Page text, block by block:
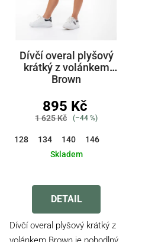
Dívčí overal plyšový
krátký z volánkem
Brown
895 Kč
1 625 Kč (–44 %)
128 134 140
146
Skladem
DETAIL
Dívčí overal plyšový krátký z